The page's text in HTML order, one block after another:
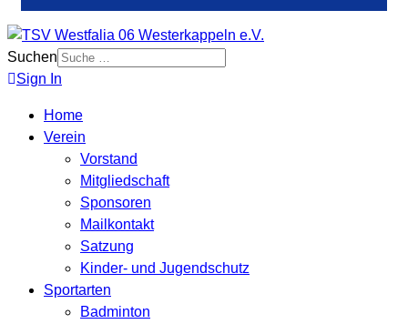
Suchen
Sign In
Home
Verein
Vorstand
Mitgliedschaft
Sponsoren
Mailkontakt
Satzung
Kinder- und Jugendschutz
Sportarten
Badminton